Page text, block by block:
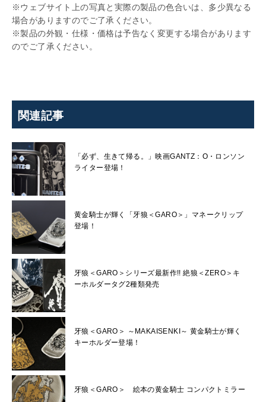
※ウェブサイト上の写真と実際の製品の色合いは、多少異なる
場合がありますのでご了承ください。
※製品の外観・仕様・価格は予告なく変更する場合があります
のでご了承ください。
関連記事
「必ず、生きて帰る。」映画GANTZ：O・ロンソン
ライター登場！
黄金騎士が輝く「牙狼＜GARO＞」マネークリップ
登場！
牙狼＜GARO＞シリーズ最新作!! 絶狼＜ZERO＞キ
ーホルダータグ2種類発売
牙狼＜GARO＞ ～MAKAISENKI～ 黄金騎士が輝く
キーホルダー登場！
牙狼＜GARO＞ 絵本の黄金騎士 コンパクトミラー